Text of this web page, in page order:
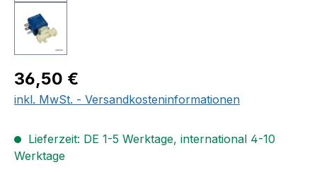
Regulärer Preis:
36,50 €
inkl. MwSt. - Versandkosteninformationen
Lieferzeit: DE 1-5 Werktage, international 4-10
Werktage